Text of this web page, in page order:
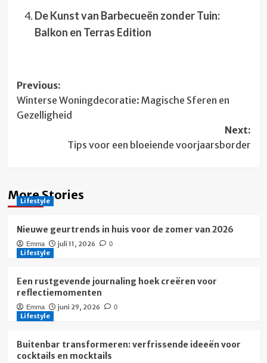
De Kunst van Barbecueën zonder Tuin:
Balkon en Terras Edition
Post
navigation
Previous:
Winterse Woningdecoratie: Magische Sferen en
Gezelligheid
Next:
Tips voor een bloeiende voorjaarsborder
More Stories
Lifestyle
Nieuwe geurtrends in huis voor de zomer van 2026
Emma juli 11, 2026 0
Lifestyle
Een rustgevende journaling hoek creëren voor
reflectiemomenten
Emma juni 29, 2026 0
Lifestyle
Buitenbar transformeren: verfrissende ideeën voor
cocktails en mocktails